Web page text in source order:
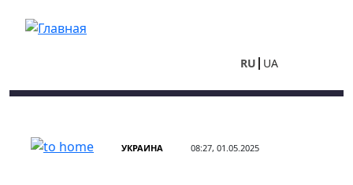
RU UA
УКРАИНА 08:27, 01.05.2025